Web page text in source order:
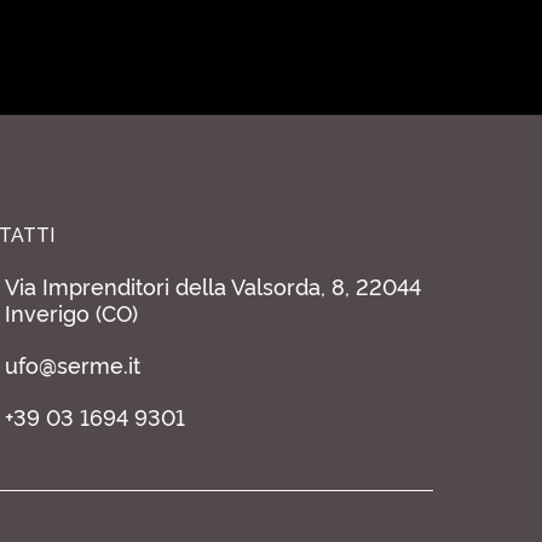
Via Imprenditori della Valsorda, 8, 22044
Inverigo (CO)
ufo@serme.it
+39 03 1694 9301